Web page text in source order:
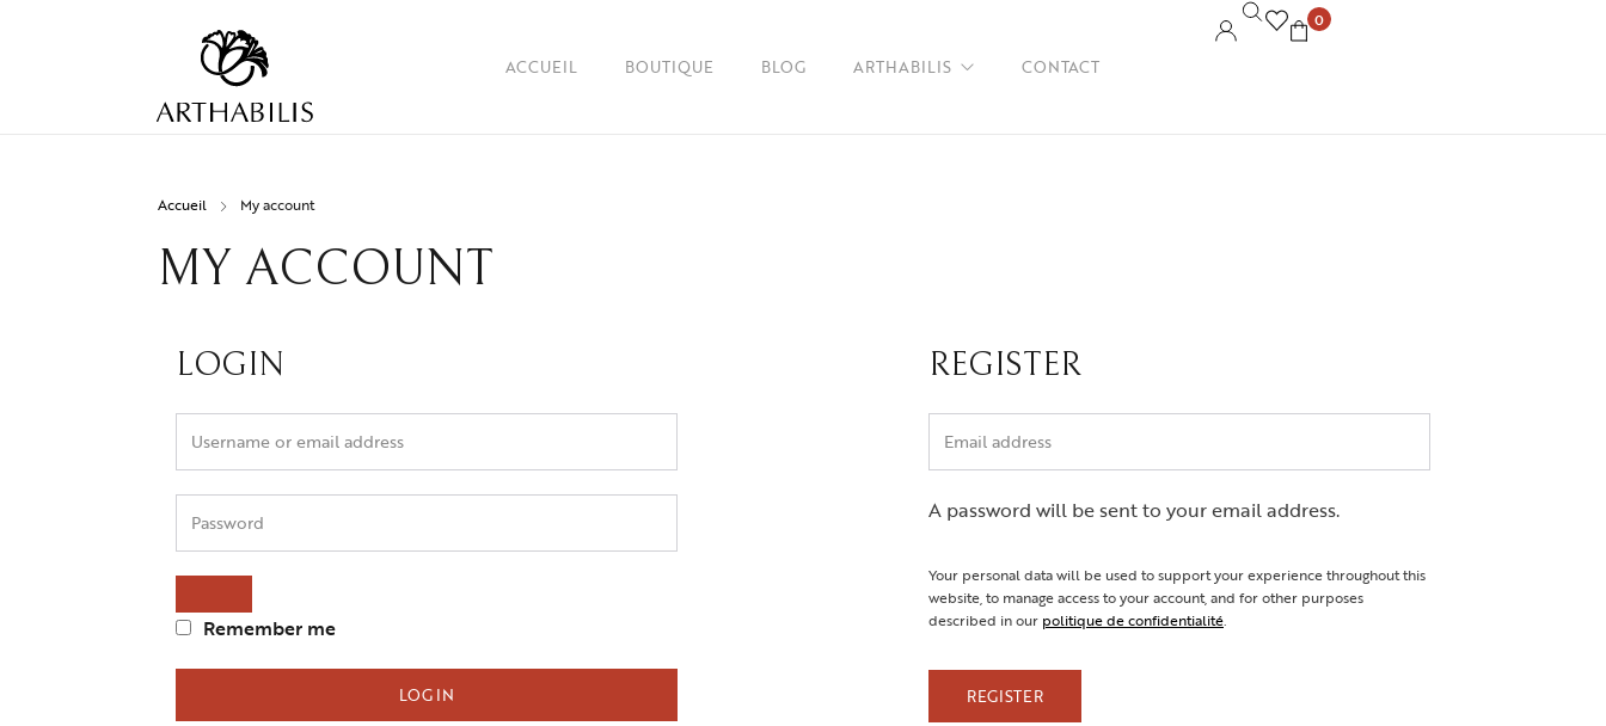
ACCUEIL BOUTIQUE BLOG ARTHABILIS CONTACT
0
Accueil My account
MY ACCOUNT
LOGIN
Remember me
LOG IN
REGISTER
A password will be sent to your email address.
Your personal data will be used to support your experience throughout this
website, to manage access to your account, and for other purposes
described in our politique de confidentialité.
REGISTER